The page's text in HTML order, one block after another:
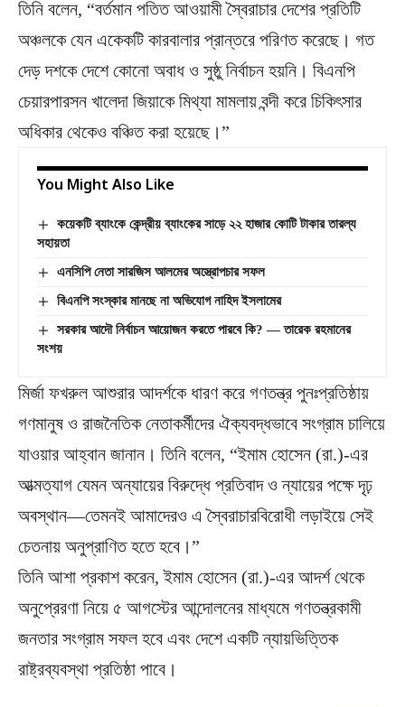
তিনি বলেন, “বর্তমান পতিত আওয়ামী স্বৈরাচার দেশের প্রতিটি
অঞ্চলকে যেন একেকটি কারবালার প্রান্তরে পরিণত করেছে। গত
দেড় দশকে দেশে কোনো অবাধ ও সুষ্ঠু নির্বাচন হয়নি। বিএনপি
চেয়ারপারসন খালেদা জিয়াকে মিথ্যা মামলায় বন্দী করে চিকিৎসার
অধিকার থেকেও বঞ্চিত করা হয়েছে।”
You Might Also Like
কয়েকটি ব্যাংকে কেন্দ্রীয় ব্যাংকের সাড়ে ২২ হাজার কোটি টাকার তারল্য
সহায়তা
এনসিপি নেতা সারজিস আলমের অস্ত্রোপচার সফল
বিএনপি সংস্কার মানছে না অভিযোগ নাহিদ ইসলামের
সরকার আদৌ নির্বাচন আয়োজন করতে পারবে কি? — তারেক রহমানের
সংশয়
মির্জা ফখরুল আশুরার আদর্শকে ধারণ করে গণতন্ত্র পুনঃপ্রতিষ্ঠায়
গণমানুষ ও রাজনৈতিক নেতাকর্মীদের ঐক্যবদ্ধভাবে সংগ্রাম চালিয়ে
যাওয়ার আহ্বান জানান। তিনি বলেন, “ইমাম হোসেন (রা.)-এর
আত্মত্যাগ যেমন অন্যায়ের বিরুদ্ধে প্রতিবাদ ও ন্যায়ের পক্ষে দৃঢ়
অবস্থান—তেমনই আমাদেরও এ স্বৈরাচারবিরোধী লড়াইয়ে সেই
চেতনায় অনুপ্রাণিত হতে হবে।”
তিনি আশা প্রকাশ করেন, ইমাম হোসেন (রা.)-এর আদর্শ থেকে
অনুপ্রেরণা নিয়ে ৫ আগস্টের আন্দোলনের মাধ্যমে গণতন্ত্রকামী
জনতার সংগ্রাম সফল হবে এবং দেশে একটি ন্যায়ভিত্তিক
রাষ্ট্রব্যবস্থা প্রতিষ্ঠা পাবে।